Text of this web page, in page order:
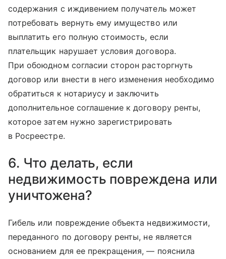
содержания с иждивением получатель может
потребовать вернуть ему имущество или
выплатить его полную стоимость, если
плательщик нарушает условия договора.
При обоюдном согласии сторон расторгнуть
договор или внести в него изменения необходимо
обратиться к нотариусу и заключить
дополнительное соглашение к договору ренты,
которое затем нужно зарегистрировать
в Росреестре.
6. Что делать, если
недвижимость повреждена или
уничтожена?
Гибель или повреждение объекта недвижимости,
переданного по договору ренты, не является
основанием для ее прекращения, — пояснила